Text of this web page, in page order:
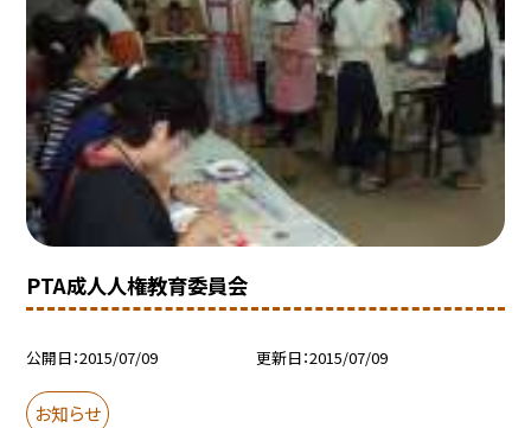
PTA成人人権教育委員会
公開日 2015/07/09 更新日 2015/07/09
お知らせ